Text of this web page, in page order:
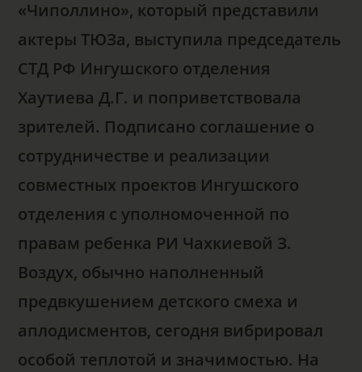
«Чиполлино», который представили
актеры ТЮЗа, выступила председатель
СТД РФ Ингушского отделения
Хаутиева Д.Г. и поприветствовала
зрителей. Подписано соглашение о
сотрудничестве и реализации
совместных проектов Ингушского
отделения с уполномоченной по
правам ребенка РИ Чахкиевой З.
Воздух, обычно наполненный
предвкушением детского смеха и
аплодисментов, сегодня вибрировал
особой теплотой и значимостью. На